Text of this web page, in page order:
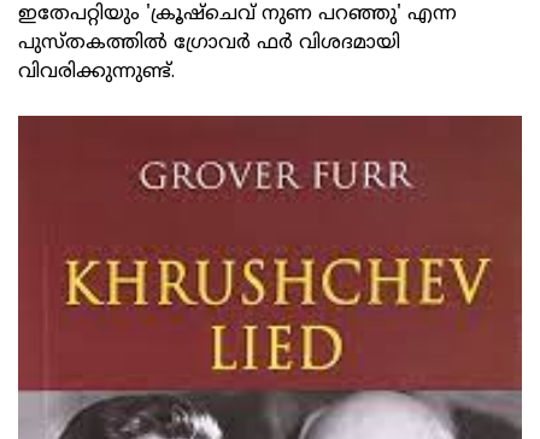
ഇതേപറ്റിയും 'ക്രൂഷ്‌ചെവ് നുണ പറഞ്ഞു' എന്ന
പുസ്തകത്തിൽ ഗ്രോവർ ഫർ വിശദമായി
വിവരിക്കുന്നുണ്ട്.